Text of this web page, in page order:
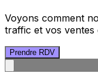
Voyons comment
traffic et vos
Prendre RDV